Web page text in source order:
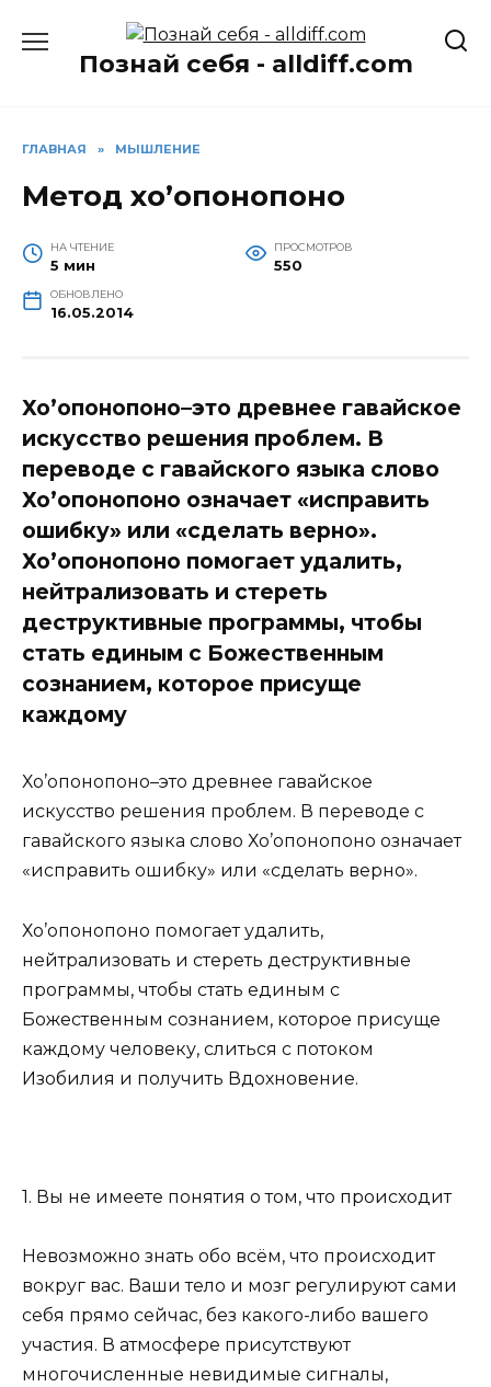
содержаниюПознай себя - alldiff.com
ГЛАВНАЯ » МЫШЛЕНИЕ
Метод хо’опонопоно
НА ЧТЕНИЕ
5 мин
ПРОСМОТРОВ
550
ОБНОВЛЕНО
16.05.2014
Хо’опонопоно–это древнее гавайское
искусство решения проблем. В
переводе с гавайского языка слово
Хо’опонопоно означает «исправить
ошибку» или «сделать верно».
Хо’опонопоно помогает удалить,
нейтрализовать и стереть
деструктивные программы, чтобы
стать единым с Божественным
сознанием, которое присуще
каждому
Хо’опонопоно–это древнее гавайское
искусство решения проблем. В переводе с
гавайского языка слово Хо’опонопоно означает
«исправить ошибку» или «сделать верно».
Хо’опонопоно помогает удалить,
нейтрализовать и стереть деструктивные
программы, чтобы стать единым с
Божественным сознанием, которое присуще
каждому человеку, слиться с потоком
Изобилия и получить Вдохновение.
1. Вы не имеете понятия о том, что происходит
Невозможно знать обо всём, что происходит
вокруг вас. Ваши тело и мозг регулируют сами
себя прямо сейчас, без какого-либо вашего
участия. В атмосфере присутствуют
многочисленные невидимые сигналы,